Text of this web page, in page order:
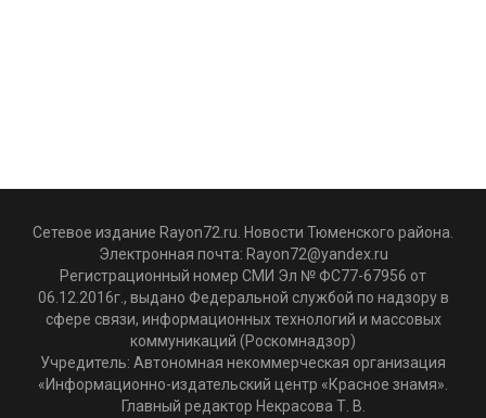
Сетевое издание Rayon72.ru. Новости Тюменского района.
Электронная почта: Rayon72@yandex.ru
Регистрационный номер СМИ Эл № ФС77-67956 от
06.12.2016г., выдано Федеральной службой по надзору в
сфере связи, информационных технологий и массовых
коммуникаций (Роскомнадзор)
Учредитель: Автономная некоммерческая организация
«Информационно-издательский центр «Красное знамя».
Главный редактор Некрасова Т. В.